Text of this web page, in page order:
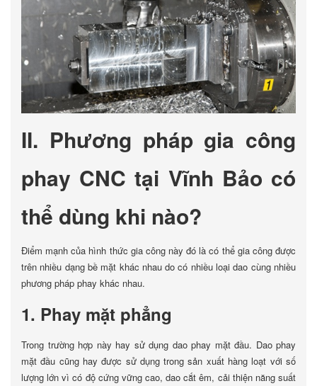
II. Phương pháp gia công
phay CNC tại Vĩnh Bảo có
thể dùng khi nào?
Điểm mạnh của hình thức gia công này đó là có thể gia công được
trên nhiều dạng bề mặt khác nhau do có nhiều loại dao cùng nhiều
phương pháp phay khác nhau.
1. Phay mặt phẳng
Trong trường hợp này hay sử dụng dao phay mặt đầu. Dao phay
mặt đầu cũng hay được sử dụng trong sản xuất hàng loạt với số
lượng lớn vì có độ cứng vững cao, dao cắt êm, cải thiện năng suất